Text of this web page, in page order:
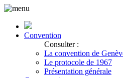
Convention
Consulter :
La convention de
Le protocole de 1967
Présentation générale